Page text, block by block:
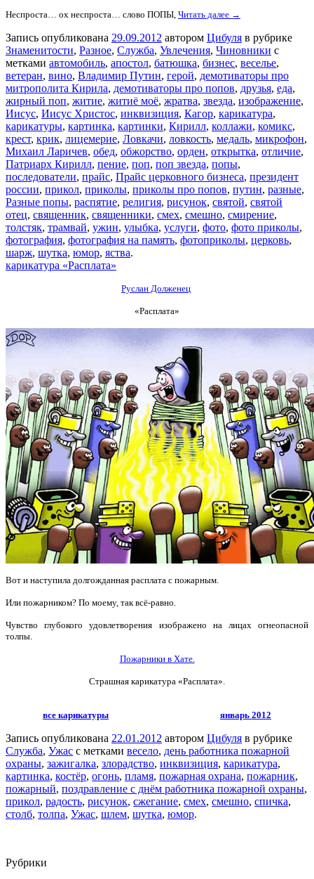
Неспроста… ох неспроста… слово ПОПЫ, Читать далее →
Запись опубликована 29.09.2012 автором Цибуля в рубрике
Знаменитости, Разное, Служба, Увлечения, Чиновники с
метками автомобиль, апостол, батюшка, бизнес, веселье,
ветеран, вино, Владимир Путин, герой, демотиваторы про
митрополита Кирила, демотиваторы про попов, друзья, еда,
жирный поп, житие, житиё моё, жратва, звезда, изображение,
Иисус, Иисус Христос, инквизиция, Кагор, карикатура,
карикатуры, картинка, картинки, Кирилл, коллажи, комикс,
крест, крик, лицемерие, Ловкачи, ловкость, медаль, микрофон,
Михаил Ларичев, обед, обжорство, орден, открытка, отличие,
Патриарх Кирилл, пение, поп, поп звезда, попы,
последователи, прайс, Прайс церковного бизнеса, президент
россии, прикол, приколы, приколы про попов, путин, разные,
Разные попы, распятие, религия, рисунок, святой, святой
отец, священник, священники, смех, смешно, смирение,
толстяк, трамвай, ужин, улыбка, услуги, фото, фото приколы,
фотография, фотография на память, фотоприколы, церковь,
шарж, шутка, юмор, яства.
карикатура «Расплата»
Руслан Долженец
«Расплата»
Вот и наступила долгожданная расплата с пожарным.
Или пожарником? По моему, так всё-равно.
Чувство глубокого удовлетворения изображено на лицах огнеопасной
толпы.
Пожарники в Хате.
Страшная карикатура «Расплата».
все карикатуры январь 2012
Запись опубликована 22.01.2012 автором Цибуля в рубрике
Служба, Ужас с метками весело, день работника пожарной
охраны, зажигалка, злорадство, инквизиция, карикатура,
картинка, костёр, огонь, пламя, пожарная охрана, пожарник,
пожарный, поздравление с днём работника пожарной охраны,
прикол, радость, рисунок, сжегание, смех, смешно, спичка,
столб, толпа, Ужас, шлем, шутка, юмор.
Рубрики